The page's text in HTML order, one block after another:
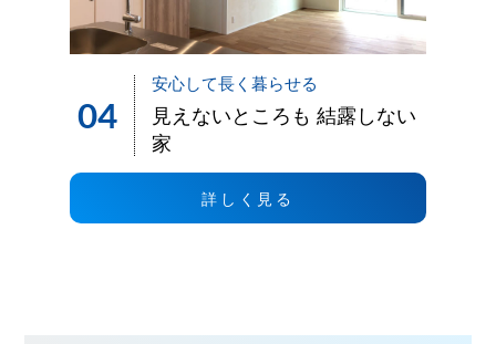
04
安心して長く暮らせる
見えないところも 結露しない
家
詳しく見る